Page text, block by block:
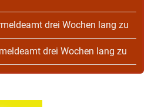
drei Wochen lang zu
drei Wochen lang zu